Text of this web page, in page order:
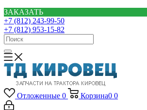
ЗАКАЗАТЬ
+7 (812) 243-99-50
+7 (812) 953-15-82
Отложенные 0 Корзина0 0